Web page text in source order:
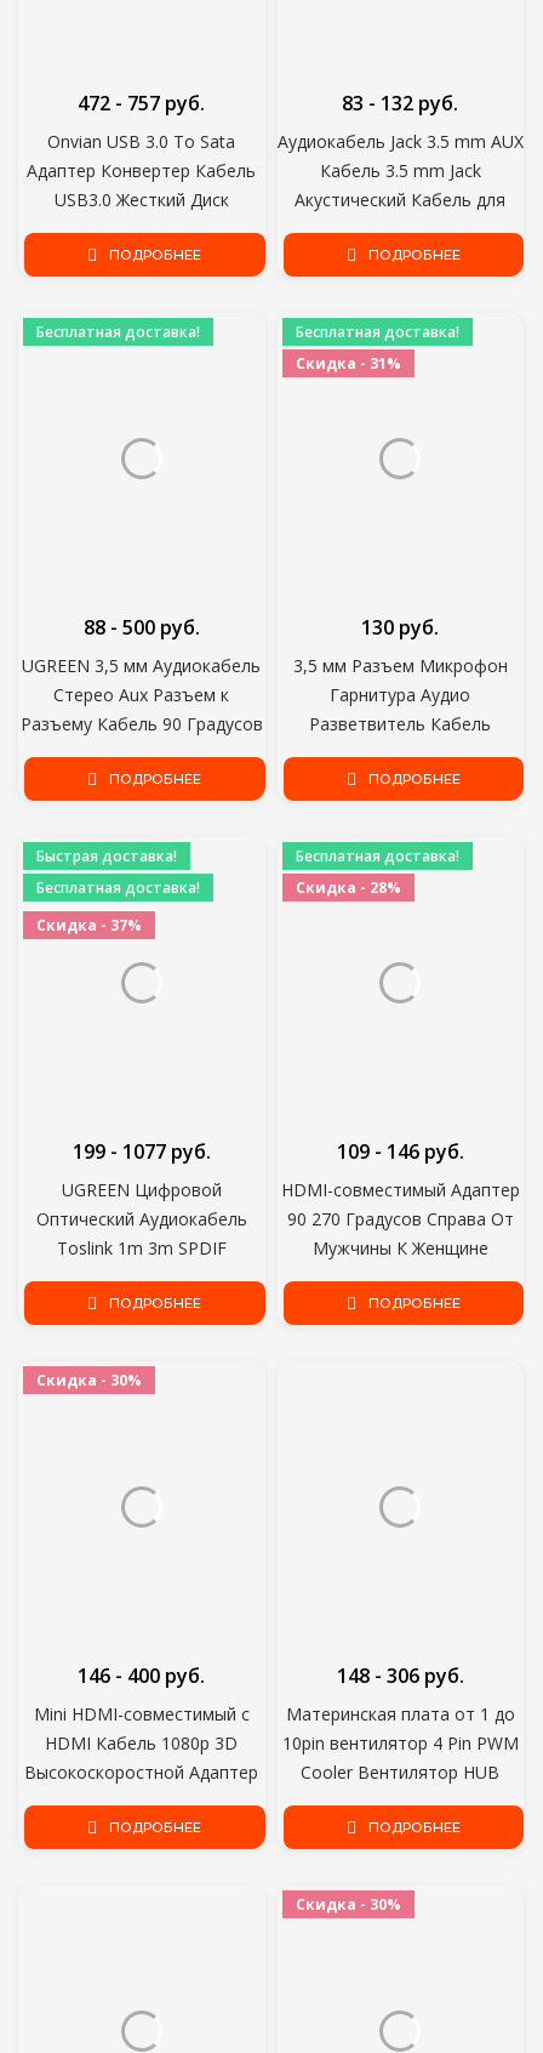
Onvian USB 3.0 To Sata
Адаптер Конвертер Кабель
USB3.0 Жесткий Диск
Конвертер Кабель Для
Samsung Seagate WD 2.5 3.5
472 - 757 руб.
ПОДРОБНЕЕ
Аудиокабель Jack 3.5 mm AUX
Кабель 3.5 mm Jack
Акустический Кабель для
iPhone 11 Pro Max XR 7 8
Samsung для JBL
AUX Шнур
83 - 132 руб.
ПОДРОБНЕЕ
Бесплатная доставка!
UGREEN 3,5 мм Аудиокабель
Стерео Aux Разъем к
Разъему Кабель 90 Градусов
Под Прямым Углом
Вспомогательный Шнур
Акустический Кабель
88 - 500 руб.
ПОДРОБНЕЕ
Бесплатная доставка!
Скидка - 31%
3,5 мм Разъем Микрофон
Гарнитура Аудио
Разветвитель Кабель
Женский к 2 Мужским
Наушникам Микрофон Aux
телефона Компьютера Cabo
130 руб.
ПОДРОБНЕЕ
Быстрая доставка!
Бесплатная доставка!
Скидка - 37%
UGREEN Цифровой
Оптический Аудиокабель
Toslink 1m 3m SPDIF
Коаксиальный Кабель для
Усилителей Blu-ray Плеер
Волоконный Кабель
199 - 1077 руб.
ПОДРОБНЕЕ
Бесплатная доставка!
Скидка - 28%
HDMI-совместимый Адаптер
90 270 Градусов Справа От
Мужчины К Женщине
Конвертер Extender Для PS4
HDTV Projetor Ноутбук
109 - 146 руб.
ПОДРОБНЕЕ
Скидка - 30%
Mini HDMI-совместимый с
HDMI Кабель 1080p 3D
Высокоскоростной Адаптер
Позолоченный Штекер для
камеры монитор проектор
146 - 400 руб.
ПОДРОБНЕЕ
Материнская плата от 1 до
10pin вентилятор 4 Pin PWM
Cooler Вентилятор HUB
Splitter Extension 12 В
Источник Питания Разъем
148 - 306 руб.
ПОДРОБНЕЕ
Скидка - 30%